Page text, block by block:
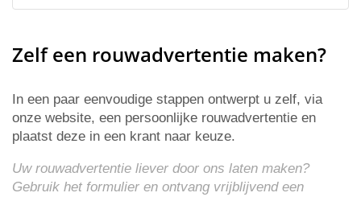
Zelf een rouwadvertentie maken?
In een paar eenvoudige stappen ontwerpt u zelf, via
onze website, een persoonlijke rouwadvertentie en
plaatst deze in een krant naar keuze.
Uw rouwadvertentie liever door ons laten maken?
Gebruik het formulier en ontvang vrijblijvend een